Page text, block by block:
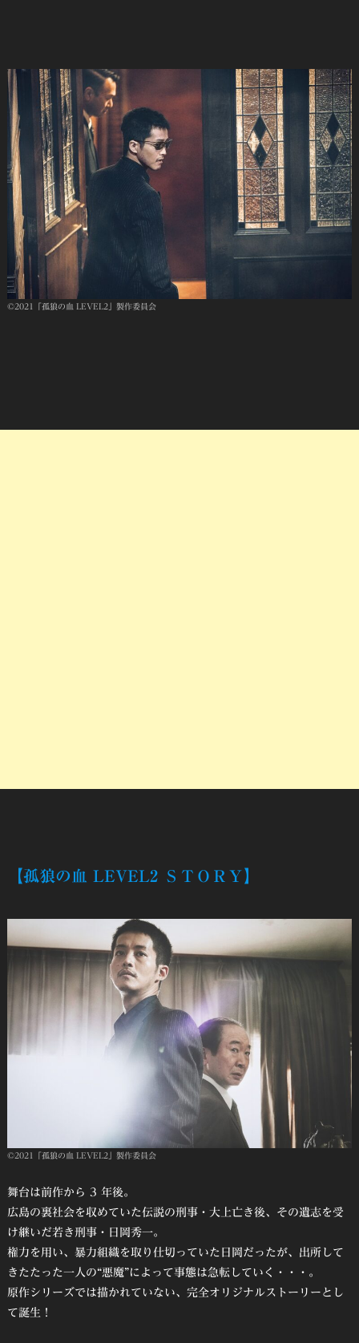
©2021「孤狼の血 LEVEL2」製作委員会
【孤狼の血 LEVEL2 ＳＴＯＲＹ】
©2021「孤狼の血 LEVEL2」製作委員会
舞台は前作から 3 年後。
広島の裏社会を収めていた伝説の刑事・大上亡き後、その遺志を受
け継いだ若き刑事・日岡秀一。
権力を用い、暴力組織を取り仕切っていた日岡だったが、出所して
きたたった一人の“悪魔”によって事態は急転していく・・・。
原作シリーズでは描かれていない、完全オリジナルストーリーとし
て誕生！